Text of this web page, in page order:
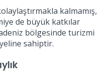
kalmamış,
de büyük katkılar
bölgesinde turizmi
sahiptir.